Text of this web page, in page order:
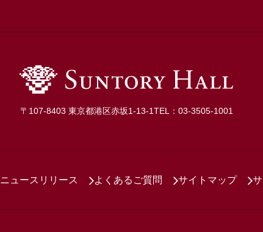
〒107-8403 東京都港区赤坂1-13-1TEL：03-3505-1001
ニュースリリース よくあるご質問 サイトマップ